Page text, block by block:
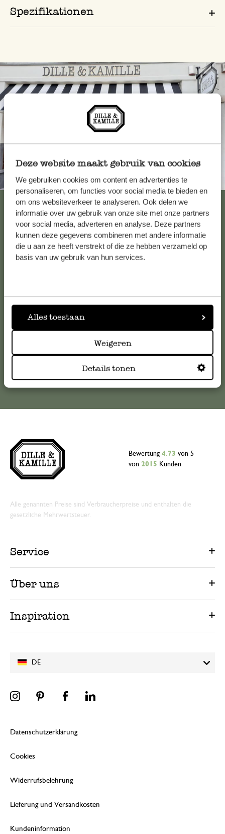
Deze website maakt gebruik van cookies
We gebruiken cookies om content en advertenties te
personaliseren, om functies voor social media te bieden en
om ons websiteverkeer te analyseren. Ook delen we
informatie over uw gebruik van onze site met onze partners
voor social media, adverteren en analyse. Deze partners
kunnen deze gegevens combineren met andere informatie
die u aan ze heeft verstrekt of die ze hebben verzameld op
basis van uw gebruik van hun services.
Alles toestaan
Weigeren
Details tonen
Spezifikationen
Immer in der Nähe
Alle 62 Geschäfte anzeigen
Kundenservice/Hilfe
die Antworten aufhäufig gestellte Fragen.
Online-Kundenservice
DE
Bewertung 4.73 von 5
von 2015 Kunden
Alle genannten Preise sind Verbraucherpreise und enthalten die
gesetzliche Mehrwertsteuer.
Service
Über uns
Inspiration
Datenschutzerklärung
Cookies
Widerrufsbelehrung
Lieferung und Versandkosten
Kundeninformation